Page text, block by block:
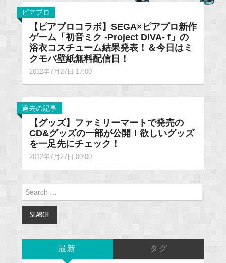
ピアプロ
【ピアプロコラボ】SEGA×ピアプロ新作
ゲーム「初音ミク -Project DIVA- f」の
浴衣コスチューム結果発表！＆今日はミ
クモバ壁紙無料配信日！
2012年7月27日 17:00
過去の記事
【グッズ】ファミリーマートで発売の
CD&グッズの一部が公開！欲しいグッズ
を一足先にチェック！
2012年7月27日 00:00
Search
for:
最新 タグ